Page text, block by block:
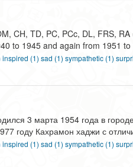
CH, TD, PC, PCc, DL, FRS,
to 1945 and again from 1951
inspired (1) sad (1) sympathetic (1)
3 марта 1954 года в
году Кахрамон хаджи с
inspired (1) sad (1) sympathetic (1)